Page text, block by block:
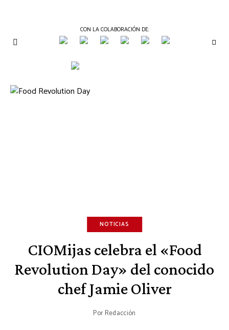
CON LA COLABORACIÓN DE:
GOURMET
JOURNAL
Periódico
Gastronomía
NOTICIAS
CIOMijas celebra el «Food
Revolution Day» del conocido
chef Jamie Oliver
Por Redacción